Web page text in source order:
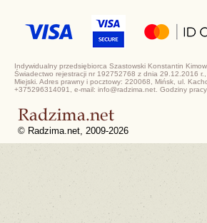
Indywidualny przedsiębiorca Szastowski Konstantin
Świadectwo rejestracji nr 192752768 z dnia 29.12.2016
Miejski. Adres prawny i pocztowy: 220068, Mińsk, ul.
+375296314091, e-mail: info@radzima.net. Godziny
© Radzima.net, 2009-2026